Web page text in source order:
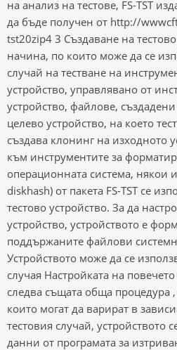
на анализ на тестове, FS-TST
да бъде получен от http://
tst20zip4 3 Създаване на
начина, по които може да се
случай на тестване на
устройство, управлявано от
устройство, файлове,
целево устройство, на което
създава клонинг на изходното
към инструментите за
операционната система, някои
diskhash) от пакета FS-TST се
тестово устройство. За да
устройство, устройството е
поддържаните файлови
Устройството може да се
случая Настройката на
следва същата обща процедура
които могат да варират в
тестовия случай, устройството
данни от програмата за